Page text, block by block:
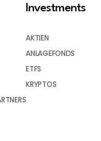
Investments
AKTIEN
ANLAGEFONDS
ETFS
KRYPTOS